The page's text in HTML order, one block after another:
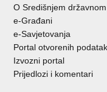
O Središnjem
e-Građani
e-Savjetovanja
Portal otvorenih
Izvozni portal
Prijedlozi i komentari